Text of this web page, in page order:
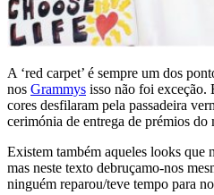
A ‘red carpet’ é sempre um dos
nos Grammys isso não foi exceção.
cores desfilaram pela passadeira
cerimónia de entrega de prémios do
Existem também aqueles looks que
mas neste texto debruçamo-nos
ninguém reparou/teve tempo para